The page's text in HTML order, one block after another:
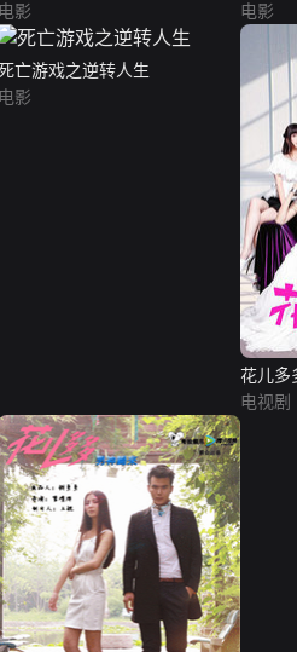
电影
电影
亡游戏之逆转人生
电影
花儿多
电视剧